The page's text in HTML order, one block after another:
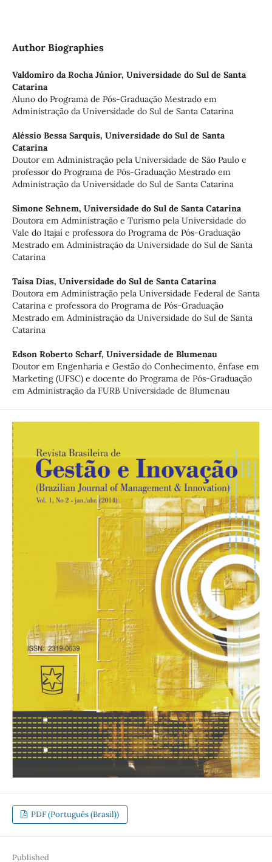
Author Biographies
Valdomiro da Rocha Júnior, Universidade do Sul de Santa
Catarina
Aluno do Programa de Pós-Graduação Mestrado em
Administração da Universidade do Sul de Santa Catarina
Aléssio Bessa Sarquis, Universidade do Sul de Santa
Catarina
Doutor em Administração pela Universidade de São Paulo e
professor do Programa de Pós-Graduação Mestrado em
Administração da Universidade do Sul de Santa Catarina
Simone Sehnem, Universidade do Sul de Santa Catarina
Doutora em Administração e Turismo pela Universidade do
Vale do Itajaí e professora do Programa de Pós-Graduação
Mestrado em Administração da Universidade do Sul de Santa
Catarina
Taísa Dias, Universidade do Sul de Santa Catarina
Doutora em Administração pela Universidade Federal de Santa
Catarina e professora do Programa de Pós-Graduação
Mestrado em Administração da Universidade do Sul de Santa
Catarina
Edson Roberto Scharf, Universidade de Blumenau
Doutor em Engenharia e Gestão do Conhecimento, ênfase em
Marketing (UFSC) e docente do Programa de Pós-Graduação
em Administração da FURB Universidade de Blumenau
PDF (Português (Brasil))
Published